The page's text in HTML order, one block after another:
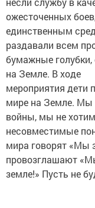
ожесточенных
единственным
раздавали всем
бумажные
на Земле. В ходе
мероприятия дети
мире на Земле. Мы
войны, мы не
несовместимые
мира говорят «Мы
провозглашают
земле!» Пусть не